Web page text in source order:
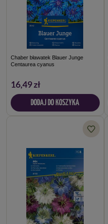
Chaber bławatek Blauer Junge
Centaurea cyanus
16,49 zł
DODAJ DO KOSZYKA